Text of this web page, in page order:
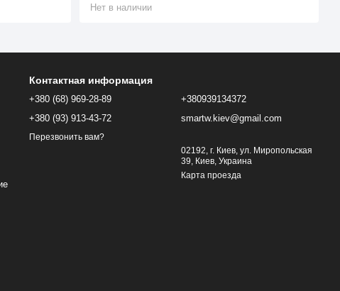
Нет в наличии
Контактная информация
+380 (68) 969-28-89
+380 (93) 913-43-72
Перезвонить вам?
+380939134372
smartw.kiev@gmail.com
02192, г. Киев, ул. Миропольская
39, Киев, Украина
Карта проезда